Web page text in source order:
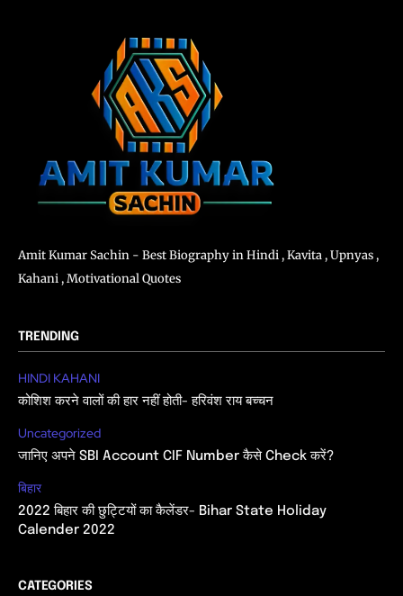
Amit Kumar Sachin - Best Biography in Hindi , Kavita , Upnyas ,
Kahani , Motivational Quotes
TRENDING
HINDI KAHANI
कोशिश करने वालों की हार नहीं होती- हरिवंश राय बच्चन
Uncategorized
जानिए अपने SBI Account CIF Number कैसे Check करें?
बिहार
2022 बिहार की छुट्टियों का कैलेंडर- Bihar State Holiday
Calender 2022
CATEGORIES